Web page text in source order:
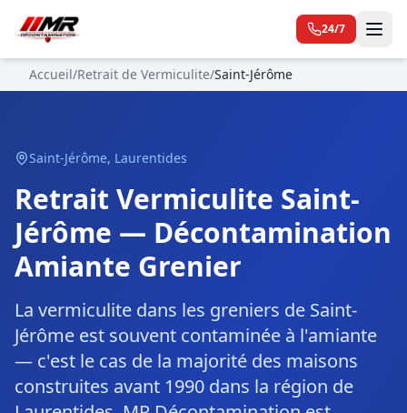
24/7
Accueil/Retrait de Vermiculite/Saint-Jérôme
Saint-Jérôme, Laurentides
Retrait Vermiculite Saint-
Jérôme — Décontamination
Amiante Grenier
La vermiculite dans les greniers de Saint-
Jérôme est souvent contaminée à l'amiante
— c'est le cas de la majorité des maisons
construites avant 1990 dans la région de